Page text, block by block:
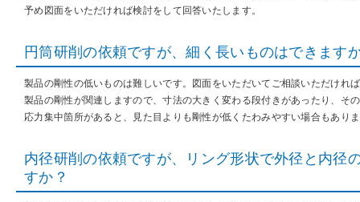
予め図面をいただければ検討をして回答いたします。
円筒研削の依頼ですが、細く長いものはできます
製品の剛性の低いものは難しいです。図面をいただいてご相談いただけれ
製品の剛性が関連しますので、寸法の大きく変わる段付きがあったり、そ
応力集中箇所があると、見た目よりも剛性が低くたわみやすい場合もあり
内径研削の依頼ですが、リング形状で外径と内径
すか？